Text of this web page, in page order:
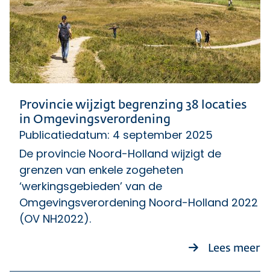
Provincie wijzigt begrenzing 38 locaties
in Omgevingsverordening
Publicatiedatum: 4 september 2025
De provincie Noord-Holland wijzigt de
grenzen van enkele zogeheten
‘werkingsgebieden’ van de
Omgevingsverordening Noord-Holland 2022
(OV NH2022).
Lees meer